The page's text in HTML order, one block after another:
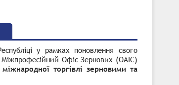
у рамках поновлення свого
Офіс Зернових (OAIC)
торгівлі зерновими та